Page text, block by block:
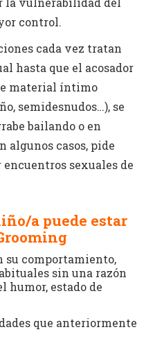
control.
cada vez tratan
hasta que el acosador
material íntimo
semidesnudos…), se
bailando o en
algunos casos, pide
sexuales de
a puede estar
su comportamiento,
sin una razón
humor, estado de
que anteriormente